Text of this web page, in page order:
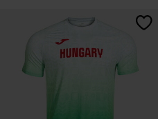
5 sobre 5 de valoración de clientes